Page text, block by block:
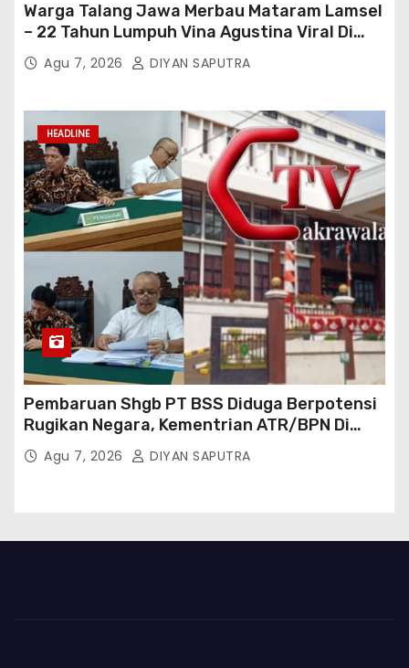
Warga Talang Jawa Merbau Mataram Lamsel
– 22 Tahun Lumpuh Vina Agustina Viral Di
Tiktok Inginkan Kursi Roda Listrik, Kepala
Perwakilan Provinsi Lampung Media
Bertindak
Agu 7, 2026 DIYAN SAPUTRA
HEADLINE
Pembaruan Shgb PT BSS Diduga Berpotensi
Rugikan Negara, Kementrian ATR/BPN Di
Gugat Di PTUN Jakarta
Agu 7, 2026 DIYAN SAPUTRA